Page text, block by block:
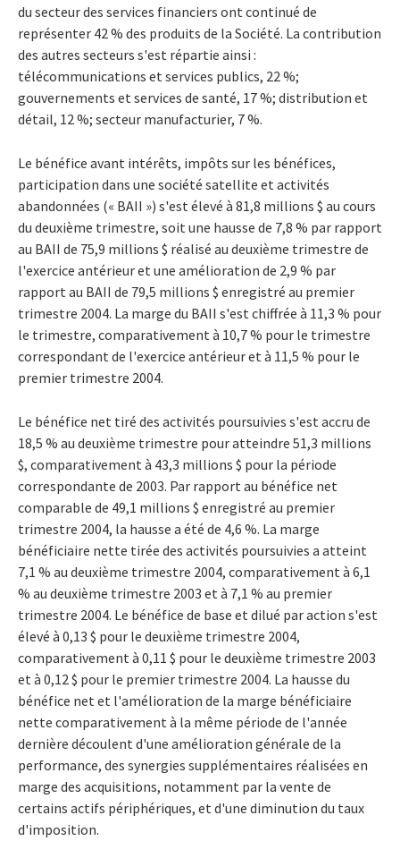
du secteur des services financiers ont continué de
représenter 42 % des produits de la Société. La contribution
des autres secteurs s'est répartie ainsi :
télécommunications et services publics, 22 %;
gouvernements et services de santé, 17 %; distribution et
détail, 12 %; secteur manufacturier, 7 %.
Le bénéfice avant intérêts, impôts sur les bénéfices,
participation dans une société satellite et activités
abandonnées (« BAII ») s'est élevé à 81,8 millions $ au cours
du deuxième trimestre, soit une hausse de 7,8 % par rapport
au BAII de 75,9 millions $ réalisé au deuxième trimestre de
l'exercice antérieur et une amélioration de 2,9 % par
rapport au BAII de 79,5 millions $ enregistré au premier
trimestre 2004. La marge du BAII s'est chiffrée à 11,3 % pour
le trimestre, comparativement à 10,7 % pour le trimestre
correspondant de l'exercice antérieur et à 11,5 % pour le
premier trimestre 2004.
Le bénéfice net tiré des activités poursuivies s'est accru de
18,5 % au deuxième trimestre pour atteindre 51,3 millions
$, comparativement à 43,3 millions $ pour la période
correspondante de 2003. Par rapport au bénéfice net
comparable de 49,1 millions $ enregistré au premier
trimestre 2004, la hausse a été de 4,6 %. La marge
bénéficiaire nette tirée des activités poursuivies a atteint
7,1 % au deuxième trimestre 2004, comparativement à 6,1
% au deuxième trimestre 2003 et à 7,1 % au premier
trimestre 2004. Le bénéfice de base et dilué par action s'est
élevé à 0,13 $ pour le deuxième trimestre 2004,
comparativement à 0,11 $ pour le deuxième trimestre 2003
et à 0,12 $ pour le premier trimestre 2004. La hausse du
bénéfice net et l'amélioration de la marge bénéficiaire
nette comparativement à la même période de l'année
dernière découlent d'une amélioration générale de la
performance, des synergies supplémentaires réalisées en
marge des acquisitions, notamment par la vente de
certains actifs périphériques, et d'une diminution du taux
d'imposition.